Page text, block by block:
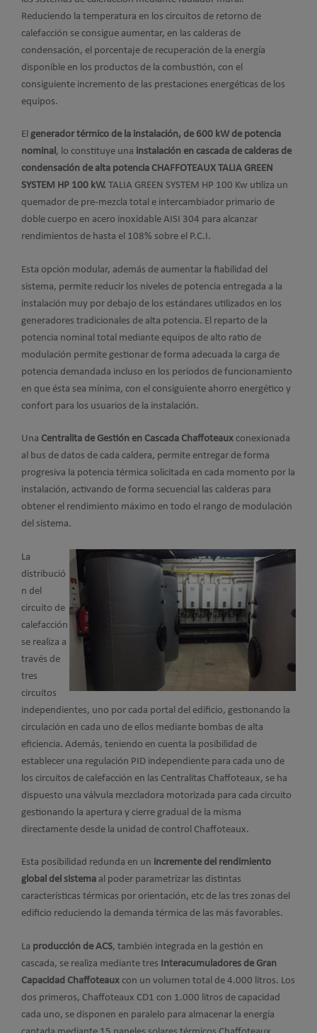
Reduciendo la temperatura en los circuitos de retorno de
calefacción se consigue aumentar, en las calderas de
condensación, el porcentaje de recuperación de la energía
disponible en los productos de la combustión, con el
consiguiente incremento de las prestaciones energéticas de los
equipos.
El generador térmico de la instalación, de 600 kW de potencia
nominal, lo constituye una instalación en cascada de calderas de
condensación de alta potencia CHAFFOTEAUX TALIA GREEN
SYSTEM HP 100 kW. TALIA GREEN SYSTEM HP 100 Kw utiliza un
quemador de pre-mezcla total e intercambiador primario de
doble cuerpo en acero inoxidable AISI 304 para alcanzar
rendimientos de hasta el 108% sobre el P.C.I.
Esta opción modular, además de aumentar la fiabilidad del
sistema, permite reducir los niveles de potencia entregada a la
instalación muy por debajo de los estándares utilizados en los
generadores tradicionales de alta potencia. El reparto de la
potencia nominal total mediante equipos de alto ratio de
modulación permite gestionar de forma adecuada la carga de
potencia demandada incluso en los períodos de funcionamiento
en que ésta sea mínima, con el consiguiente ahorro energético y
confort para los usuarios de la instalación.
Una Centralita de Gestión en Cascada Chaffoteaux conexionada
al bus de datos de cada caldera, permite entregar de forma
progresiva la potencia térmica solicitada en cada momento por la
instalación, activando de forma secuencial las calderas para
obtener el rendimiento máximo en todo el rango de modulación
del sistema.
La
distribució
n del
circuito de
calefacción
se realiza a
través de
tres
circuitos
independientes, uno por cada portal del edificio, gestionando la
circulación en cada uno de ellos mediante bombas de alta
eficiencia. Además, teniendo en cuenta la posibilidad de
establecer una regulación PID independiente para cada uno de
los circuitos de calefacción en las Centralitas Chaffoteaux, se ha
dispuesto una válvula mezcladora motorizada para cada circuito
gestionando la apertura y cierre gradual de la misma
directamente desde la unidad de control Chaffoteaux.
Esta posibilidad redunda en un incremente del rendimiento
global del sistema al poder parametrizar las distintas
características térmicas por orientación, etc de las tres zonas del
edificio reduciendo la demanda térmica de las más favorables.
La producción de ACS, también integrada en la gestión en
cascada, se realiza mediante tres Interacumuladores de Gran
Capacidad Chaffoteaux con un volumen total de 4.000 litros. Los
dos primeros, Chaffoteaux CD1 con 1.000 litros de capacidad
cada uno, se disponen en paralelo para almacenar la energía